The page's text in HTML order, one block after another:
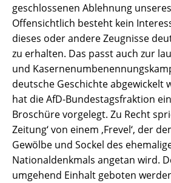
geschlossenen Ablehnung
Offensichtlich besteht kein
dieses oder andere Zeugnisse
zu erhalten. Das passt auch zur
und
deutsche Geschichte abgewickelt
hat die AfD-Bundestagsfraktion
Broschüre vorgelegt. Zu Recht
Zeitung‘ von einem ,Frevel‘, der
Gewölbe und Sockel des
Nationaldenkmals angetan wird.
umgehend Einhalt geboten